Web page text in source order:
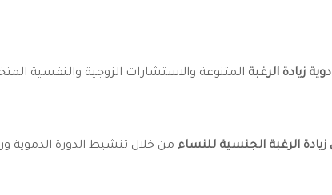
زيادة الرغبة المتنوعة والاستشارات الزوجية والنفسية
الرغبة الجنسية للنساء من خلال تنشيط الدورة الدموية